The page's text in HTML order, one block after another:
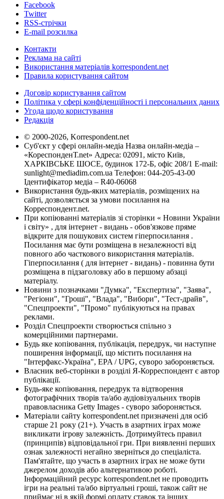
Facebook
Twitter
RSS-стрічки
E-mail розсилка
Контакти
Реклама на сайті
Використання матеріалів korrespondent.net
Правила користування сайтом
Договір користування сайтом
Політика у сфері конфіденційності і персональних даних
Угода щодо користування
Редакція
© 2000-2026, Korrespondent.net
Суб'єкт у сфері онлайн-медіа Назва онлайн-медіа –
«КореспонденТ.net» Адреса: 02091, місто Київ,
ХАРКІВСЬКЕ ШОСЕ, будинок 172-Б, офіс 208/1 E-mail:
sunlight@mediadim.com.ua Телефон: 044-205-43-00
Ідентифікатор медіа – R40-06068
Використання будь-яких матеріалів, розміщених на
сайті, дозволяється за умови посилання на
Корреспондент.net.
При копіюванні матеріалів зі сторінки « Новини України
і світу» , для інтернет - видань - обов'язкове пряме
відкрите для пошукових систем гіперпосилання .
Посилання має бути розміщена в незалежності від
повного або часткового використання матеріалів.
Гіперпосилання ( для інтернет - видань) - повинна бути
розміщена в підзаголовку або в першому абзаці
матеріалу.
Новини з позначками "Думка", "Експертиза", "Заява",
"Регіони", "Гроші", "Влада", "Вибори", "Тест-драйв",
"Спецпроекти", "Промо" публікуються на правах
реклами.
Розділ Спецпроекти створюється спільно з
комерційними партнерами.
Будь яке копіювання, публікація, передрук, чи наступне
поширення інформації, що містить посилання на
"Інтерфакс-Україна", EPA / UPG, суворо забороняється.
Власник веб-сторінки в розділі Я-Корреспондент є автор
публікації.
Будь-яке копіювання, передрук та відтворення
фотографічних творів та/або аудіовізуальних творів
правовласника Getty Images - суворо забороняється.
Матеріали сайту korrespondent.net призначені для осіб
старше 21 року (21+). Участь в азартних іграх може
викликати ігрову залежність. Дотримуйтесь правил
(принципів) відповідальної гри. При виявленні перших
ознак залежності негайно зверніться до спеціаліста.
Пам'ятайте, що участь в азартних іграх не може бути
джерелом доходів або альтернативою роботі.
Інформаційний ресурс korrespondent.net не проводить
ігри на реальні та/або віртуальні гроші, також сайт не
приймає ні в якій формі оплату ставок та інших